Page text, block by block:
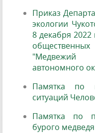
Приказ
экологии
8 декабря
общественных
"Медвежий
автономного
Памятка по
ситуаций
Памятка по
бурого